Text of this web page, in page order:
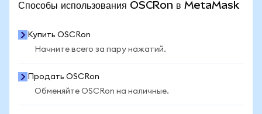
Способы использования OSCRon в MetaMask
Купить OSCRon
Начните всего за пару нажатий.
Продать OSCRon
Обменяйте OSCRon на наличные.